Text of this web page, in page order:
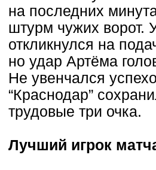
на последних
штурм чужих ворот.
откликнулся на
но удар Артёма
Не увенчался
“Краснодар”
трудовые три очка.
Лучший игрок